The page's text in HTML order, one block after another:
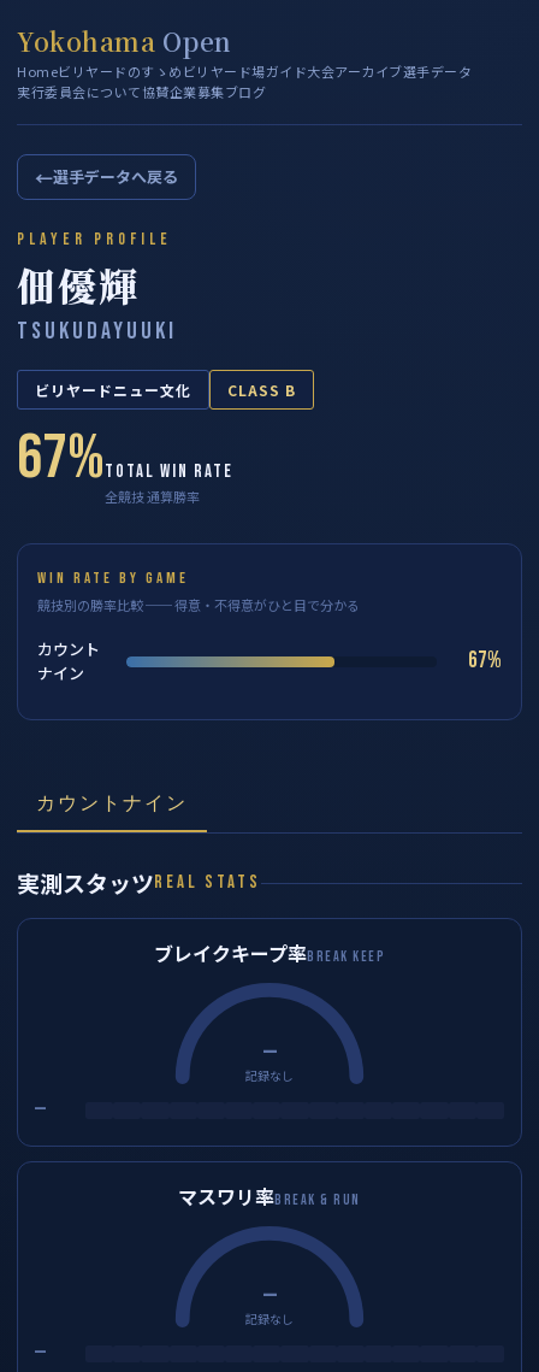
Yokohama Open
Homeビリヤードのすゝめ ビリヤード場ガイド大会アーカイブ選手データ
実行委員会について協賛企業募集ブログ
←選手データへ戻る
PLAYER PROFILE
佃優輝
TSUKUDAYUUKI
ビリヤードニュー文化 CLASS B
67%TOTAL WIN RATE
全競技 通算勝率
WIN RATE BY GAME
競技別の勝率比較 ── 得意・不得意がひと目で分かる
カウント
ナイン
67%
カウントナイン
実測スタッツREAL STATS
ブレイクキープ率BREAK KEEP
—
記録なし
—
マスワリ率BREAK & RUN
—
記録なし
—